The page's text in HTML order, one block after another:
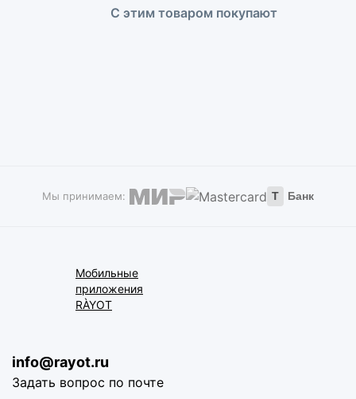
С этим товаром покупают
Мы принимаем: Т Банк
Мобильные
приложения
RÀYOT
info@rayot.ru
Задать вопрос по почте